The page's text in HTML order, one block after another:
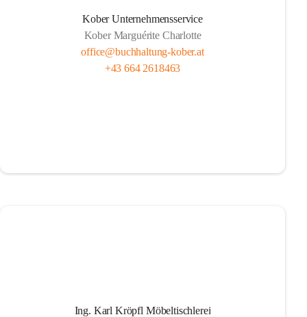
Kober Unternehmensservice
Kober Marguérite Charlotte
office@buchhaltung-kober.at
+43 664 2618463
Ing. Karl Kröpfl Möbeltischlerei